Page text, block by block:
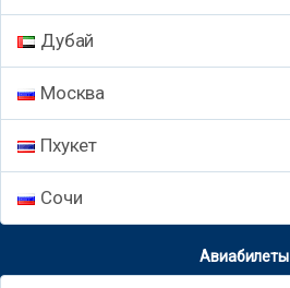
Дубай
Москва
Пхукет
Сочи
Авиабилеты